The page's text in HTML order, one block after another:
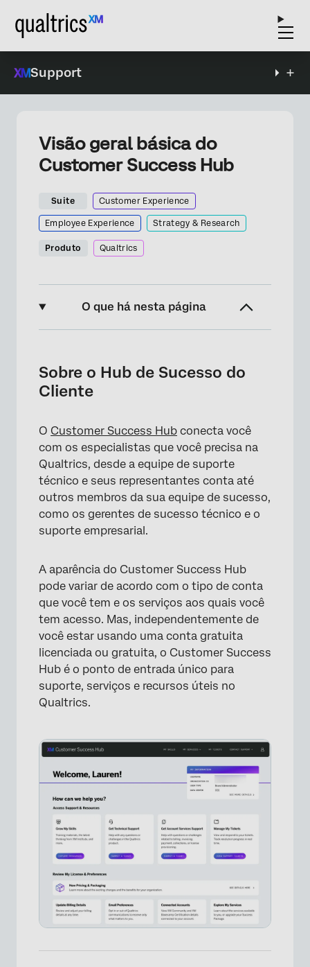
Support
Visão geral básica do
Customer Success Hub
Suite Customer Experience
Employee Experience Strategy & Research
Produto Qualtrics
O que há nesta página
Termos Fundamentais
Fazer login no Hub de Sucesso do Cliente
O que posso fazer no Hub?
Desenvolver minhas habilidades
Experiência no FedRAMP Hub
Experiência limitada em hubs
Download da documentação de segurança
Solução de problemas no Hub de Sucesso do
Perguntas frequentes
Sobre o Hub de Sucesso do
Cliente
O Customer Success Hub conecta você
com os especialistas que você precisa na
Qualtrics, desde a equipe de suporte
técnico e seus representantes conta até
outros membros da sua equipe de sucesso,
como os gerentes de sucesso técnico e o
suporte empresarial.
A aparência do Customer Success Hub
pode variar de acordo com o tipo de conta
que você tem e os serviços aos quais você
tem acesso. Mas, independentemente de
você estar usando uma conta gratuita
licenciada ou gratuita, o Customer Success
Hub é o ponto de entrada único para
suporte, serviços e recursos úteis no
Qualtrics.